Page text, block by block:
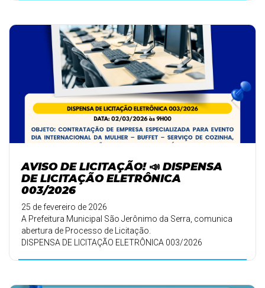
AVISO DE LICITAÇÃO! 📣 DISPENSA
DE LICITAÇÃO ELETRÔNICA
003/2026
25 de fevereiro de 2026
A Prefeitura Municipal São Jerônimo da Serra, comunica
abertura de Processo de Licitação.
DISPENSA DE LICITAÇÃO ELETRÔNICA 003/2026